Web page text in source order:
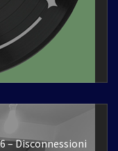
– Disconnessioni